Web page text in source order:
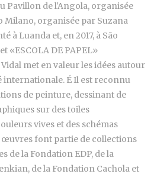
Pavillon de l'Angola, organisée
Milano, organisée par Suzana
à Luanda et, en 2017, à São
«ESCOLA DE PAPEL»
met en valeur les idées autour
internationale. É Il est reconnu
de peinture, dessinant de
sur des toiles
vives et des schémas
œuvres font partie de collections
de la Fondation EDP, de la
de la Fondation Cachola et